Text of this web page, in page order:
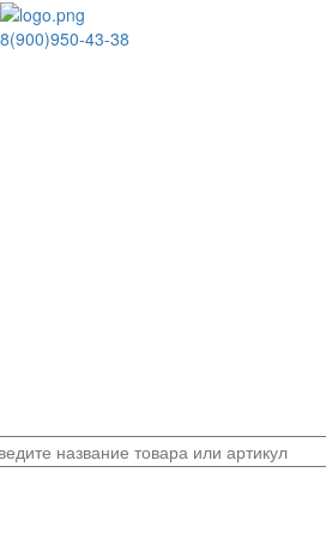
8(900)950-43-38